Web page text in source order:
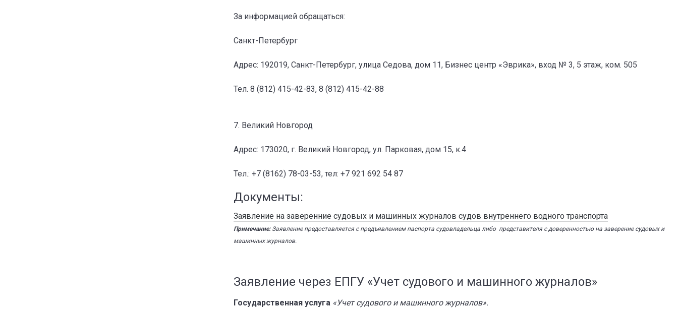
За информацией обращаться:
Санкт-Петербург
Адрес: 192019, Санкт-Петербург, улица Седова, дом 11, Бизнес центр «Эврика», вход № 3, 5 этаж, ком. 505
Тел. 8 (812) 415-42-83, 8 (812) 415-42-88
7. Великий Новгород
Адрес: 173020, г. Великий Новгород, ул. Парковая, дом 15, к.4
Тел.: +7 (8162) 78-03-53, тел: +7 921 692 54 87
Документы:
Заявление на заверенние судовых и машинных журналов судов внутреннего водного транспорта
Примечание: Заявление предоставляется с предъявлением паспорта судовладельца либо представителя с доверенностью на заверение судовых и
машинных журналов.
Заявление через ЕПГУ «Учет судового и машинного журналов»
Государственная услуга «Учет судового и машинного журналов».